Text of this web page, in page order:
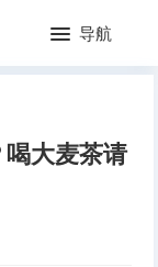
导航
大麦茶请